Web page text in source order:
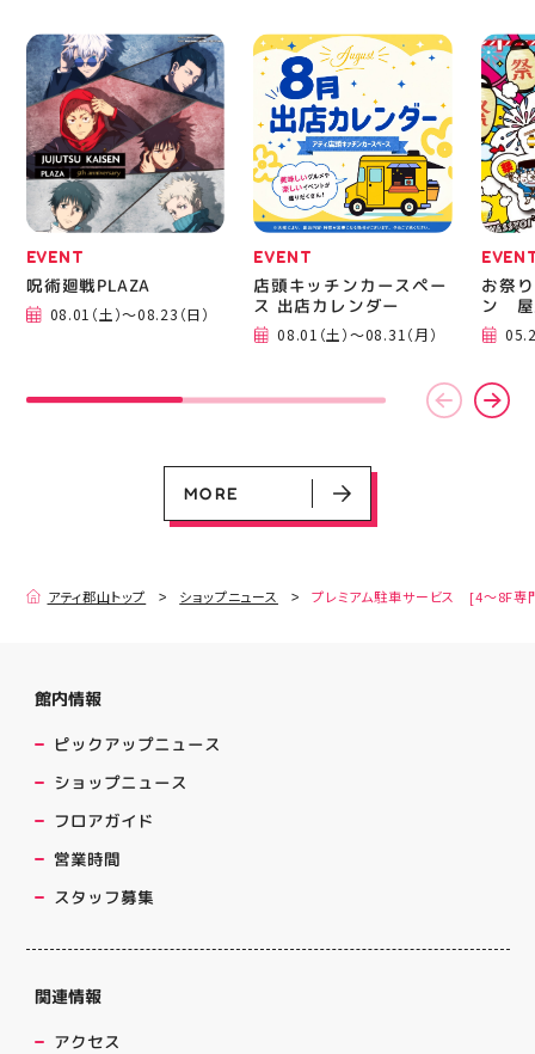
EVENT
EVENT
店頭キッチンカースペース 出店カ
08.01（土）～08.31（月）
EVENT
お祭りBBQビアガーデン 屋上で好
05.21（木）～09.27（日）
CAMPAIGN
ヨドバシカメラ 平日限定1時間駐
CAMPAIGN
プレミアム駐車サービス [4～8F
EVENT
呪術廻戦PLAZA
08.01（土）～08.23（日）
EVENT
店頭キッチンカースペー
ス 出店カレンダー
08.01（土）～08.31（月）
お祭
ン 屋
MORE
アティ郡山トップ ショップニュース プレミアム駐車サービス [4～8F専
館内情報
ピックアップニュース
ショップニュース
フロアガイド
営業時間
スタッフ募集
関連情報
アクセス